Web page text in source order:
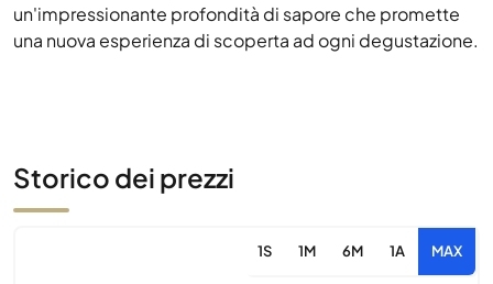
un'impressionante profondità di sapore che promette
una nuova esperienza di scoperta ad ogni degustazione.
Storico dei prezzi
1S 1M 6M 1A MAX